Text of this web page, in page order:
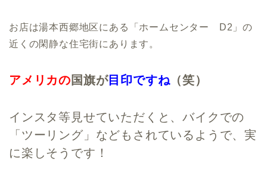
お店は湯本西郷地区にある「ホームセンター D2」の
近くの閑静な住宅街にあります。
アメリカの 国旗が目印ですね （笑）
インスタ等見せていただくと、バイクでの
「ツーリング」などもされているようで、実
に楽しそうです！